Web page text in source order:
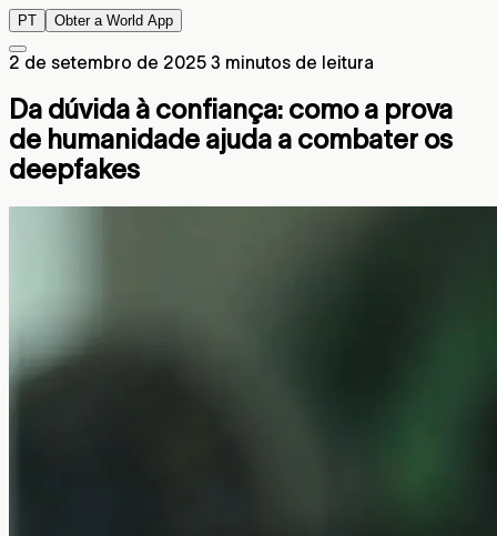
PT Obter a World App
2 de setembro de 2025 3 minutos de leitura
Da dúvida à confiança: como a prova
de humanidade ajuda a combater os
deepfakes